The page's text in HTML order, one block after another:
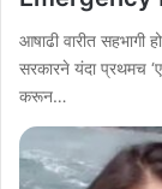
आषाढी वारीत सहभागी
सरकारने यंदा प्रथमच
करून…